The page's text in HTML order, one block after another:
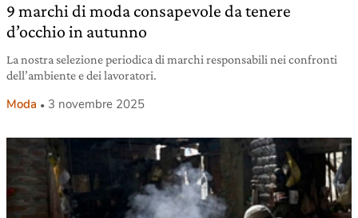
9 marchi di moda consapevole da tenere
d’occhio in autunno
La nostra selezione periodica di marchi responsabili nei confronti
dell’ambiente e dei lavoratori.
Moda 3 novembre 2025